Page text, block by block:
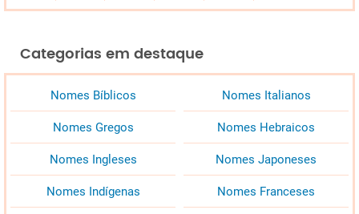
Categorias em destaque
Nomes Bíblicos Nomes Italianos
Nomes Gregos Nomes Hebraicos
Nomes Ingleses Nomes Japoneses
Nomes Indígenas Nomes Franceses